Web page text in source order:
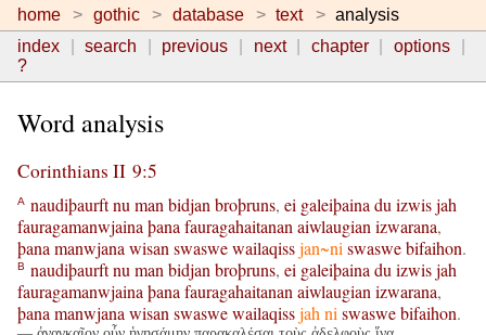
home gothic database text
analysis
index
search previous next chapter
options
?
Word analysis
Corinthians II 9:5
A naudiþaurftnu man bidjan broþruns, ei galeiþaina du izwisjah
fauragamanwjaina þana fauragahaitanan aiwlaugian izwarana,
þana manwjana wisan swaswewailaqissjan~ni swaswebifaihon.
B naudiþaurftnu man bidjan broþruns, ei galeiþaina du izwisjah
fauragamanwjaina þana fauragahaitanan aiwlaugian izwarana,
þana manwjana wisan swaswewailaqissjah ni swaswebifaihon.